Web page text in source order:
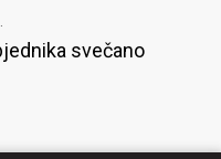
svečano